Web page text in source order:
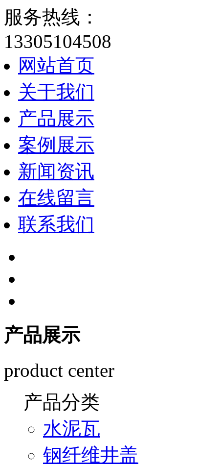
服务热线：
13305104508
网站首页
关于我们
产品展示
案例展示
新闻资讯
在线留言
联系我们
产品展示
product center
产品分类
水泥瓦
钢纤维井盖